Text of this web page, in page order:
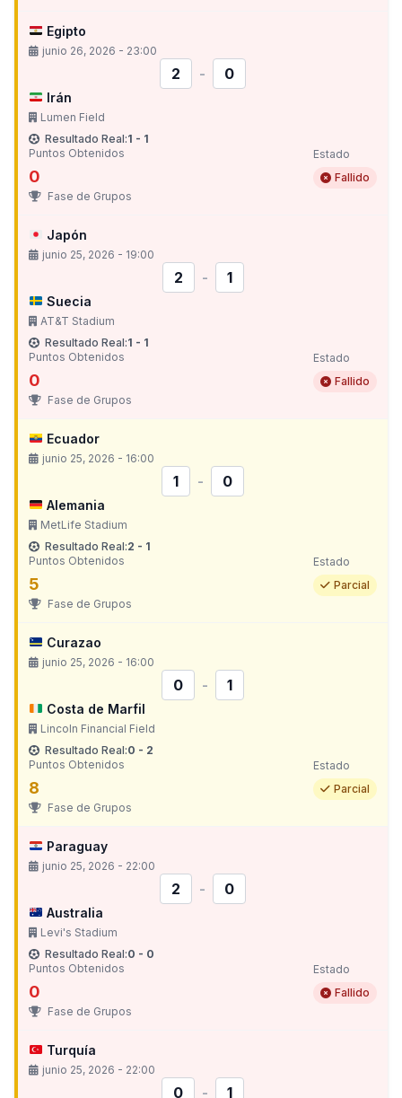
Egipto
junio 26, 2026 - 23:00
2 - 0
Irán
Lumen Field
Resultado Real:1 - 1
Puntos Obtenidos
0
Estado
Fallido
Fase de Grupos
Japón
junio 25, 2026 - 19:00
2 - 1
Suecia
AT&T Stadium
Resultado Real:1 - 1
Puntos Obtenidos
0
Estado
Fallido
Fase de Grupos
Ecuador
junio 25, 2026 - 16:00
1 - 0
Alemania
MetLife Stadium
Resultado Real:2 - 1
Puntos Obtenidos
5
Estado
Parcial
Fase de Grupos
Curazao
junio 25, 2026 - 16:00
0 - 1
Costa de Marfil
Lincoln Financial Field
Resultado Real:0 - 2
Puntos Obtenidos
8
Estado
Parcial
Fase de Grupos
Paraguay
junio 25, 2026 - 22:00
2 - 0
Australia
Levi's Stadium
Resultado Real:0 - 0
Puntos Obtenidos
0
Estado
Fallido
Fase de Grupos
Turquía
junio 25, 2026 - 22:00
0 - 1